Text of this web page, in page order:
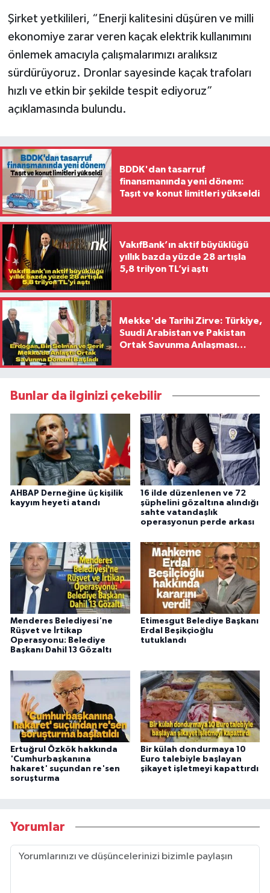
Şirket yetkilileri, “Enerji kalitesini düşüren ve milli
ekonomiye zarar veren kaçak elektrik kullanımını
önlemek amacıyla çalışmalarımızı aralıksız
sürdürüyoruz. Dronlar sayesinde kaçak trafoları
hızlı ve etkin bir şekilde tespit ediyoruz”
açıklamasında bulundu.
BDDK'dan tasarruf
finansmanında yeni dönem:
Taşıt ve konut limitleri yükseldi
VakıfBank’ın aktif büyüklüğü
yıllık bazda yüzde 28 artışla
5,8 trilyon TL’yi aştı
Mekke'de Tarihi Zirve: Türkiye,
Suudi Arabistan ve Pakistan
Ortak Savunma Anlaşması
Bunlar da ilginizi çekebilir
AHBAP Derneğine üç kişilik
kayyım heyeti atandı
16 ilde düzenlenen ve 72
şüphelini gözaltına alındığı
sahte vatandaşlık
operasyonun perde arkası
Menderes Belediyesi'ne
Rüşvet ve İrtikap
Operasyonu: Belediye
Başkanı Dahil 13 Gözaltı
Etimesgut Belediye Başkanı
Erdal Beşikçioğlu
tutuklandı
Ertuğrul Özkök hakkında
'Cumhurbaşkanına
hakaret' suçundan re'sen
soruşturma
Bir külah dondurmaya 10
Euro talebiyle başlayan
şikayet işletmeyi kapattırdı
Yorumlar